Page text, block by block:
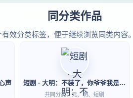
同分类作品
效分类标签，便于继续浏览同类内容。
声 短剧 · 大明：不装了，你爷爷我是朱元璋第二季
共同分类：元、明、短剧